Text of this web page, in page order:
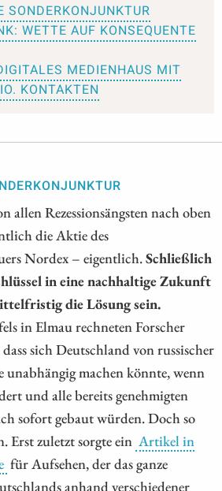
SONDERKONJUNKTUR
WETTE AUF KONSEQUENTE
MEDIENHAUS MIT
KONTAKTEN
allen Rezessionsängsten nach oben
die Aktie des
Nordex – eigentlich.Schließlich
in eine nachhaltige Zukunft
die Lösung sein.
in Elmau rechneten Forscher
sich Deutschland von russischer
unabhängig machen könnte, wenn
und alle bereits genehmigten
sofort gebaut würden. Doch so
Erst zuletzt sorgte ein Artikel in
für Aufsehen, der das ganze
anhand verschiedener